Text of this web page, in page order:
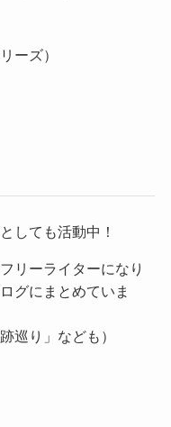
ーズ）
としても活動中！
リーライターになり
グにまとめていま
巡り」なども）